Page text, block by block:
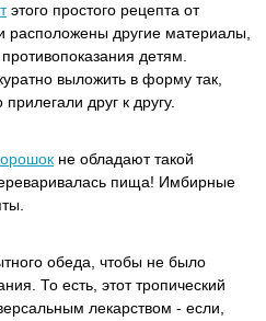
этого простого рецепта от
расположены другие материалы,
детям.
выложить в форму так,
друг к другу.
не обладают такой
пища! Имбирные
обеда, чтобы не было
То есть, этот тропический
лекарством - если,